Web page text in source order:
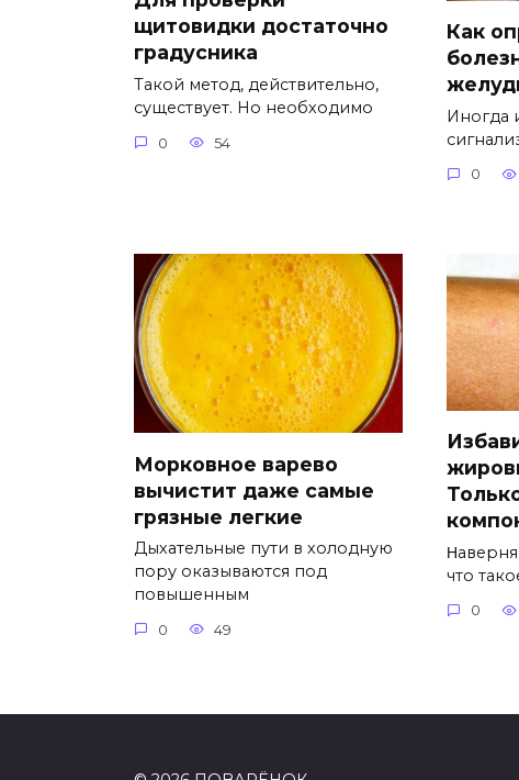
щитовидки достаточно
градусника
Такой метод, действительно,
существует. Но необходимо
0 54
Как
Иногда
0
Морковное варево
вычистит даже самые
грязные легкие
Дыхательные пути в холодную
пору оказываются под
повышенным
0 49
что
0